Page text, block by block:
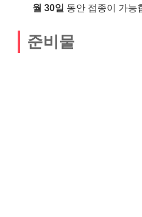
월 30일 동안 접종이 가능
준비물